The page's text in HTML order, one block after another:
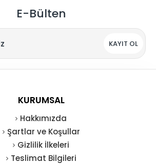
E-Bülten
KAYIT OL
KURUMSAL
Hakkımızda
Şartlar ve Koşullar
Gizlilik İlkeleri
Teslimat Bilgileri